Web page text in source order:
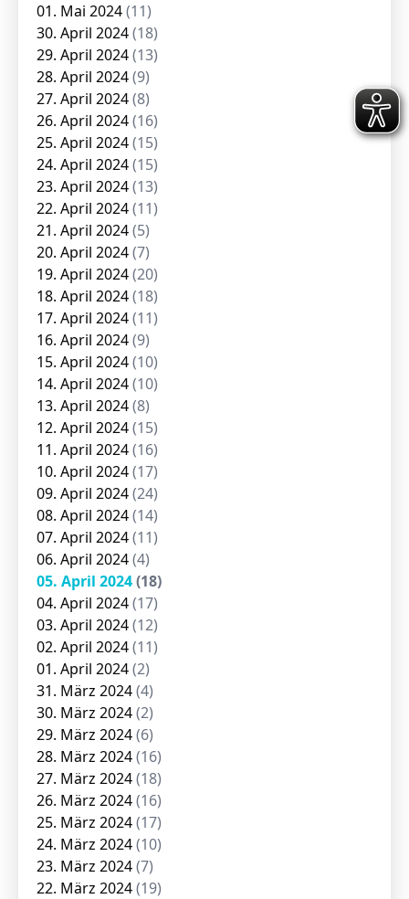
01. Mai 2024(11)
30. April 2024(18)
29. April 2024(13)
28. April 2024(9)
27. April 2024(8)
26. April 2024(16)
25. April 2024(15)
24. April 2024(15)
23. April 2024(13)
22. April 2024(11)
21. April 2024(5)
20. April 2024(7)
19. April 2024(20)
18. April 2024(18)
17. April 2024(11)
16. April 2024(9)
15. April 2024(10)
14. April 2024(10)
13. April 2024(8)
12. April 2024(15)
11. April 2024(16)
10. April 2024(17)
09. April 2024(24)
08. April 2024(14)
07. April 2024(11)
06. April 2024(4)
05. April 2024(18)
04. April 2024(17)
03. April 2024(12)
02. April 2024(11)
01. April 2024(2)
31. März 2024(4)
30. März 2024(2)
29. März 2024(6)
28. März 2024(16)
27. März 2024(18)
26. März 2024(16)
25. März 2024(17)
24. März 2024(10)
23. März 2024(7)
22. März 2024(19)